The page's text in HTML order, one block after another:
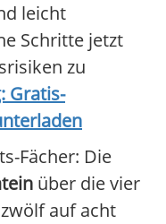
leicht
Schritte jetzt
zu
Gratis-
Fächer: Die
über die vier
auf acht